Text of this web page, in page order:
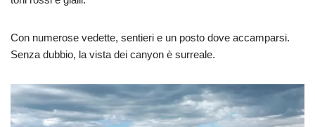
Con numerose vedette, sentieri e un posto dove accamparsi.
Senza dubbio, la vista dei canyon è surreale.